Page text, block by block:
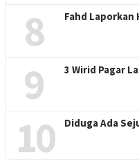
8 Fahd Laporkan
9 3 Wirid Pagar
10 Diduga Ada